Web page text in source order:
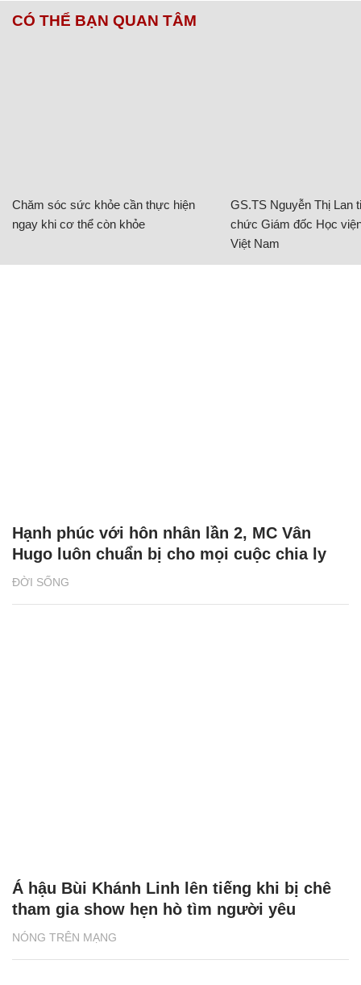
CÓ THỂ BẠN QUAN TÂM
Chăm sóc sức khỏe cần thực hiện
ngay khi cơ thể còn khỏe
GS.TS Nguyễn Thị Lan
chức Giám đốc Học
Việt Nam
ĐỜI SỐNG
Hạnh phúc với hôn nhân lần 2, MC Vân
Hugo luôn chuẩn bị cho mọi cuộc chia ly
NÓNG TRÊN MẠNG
Á hậu Bùi Khánh Linh lên tiếng khi bị chê
tham gia show hẹn hò tìm người yêu